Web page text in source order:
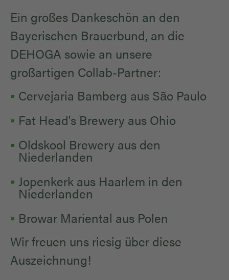
Ein großes Dankeschön an den
Bayerischen Brauerbund, an die
DEHOGA sowie an unsere
großartigen Collab-Partner:
Cervejaria Bamberg aus São Paulo
Fat Head's Brewery aus Ohio
Oldskool Brewery aus den
Niederlanden
Jopenkerk aus Haarlem in den
Niederlanden
Browar Mariental aus Polen
Wir freuen uns riesig über diese
Auszeichnung!